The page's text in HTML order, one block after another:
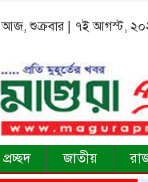
আজ, শুক্রবার | ৭ই আগস্ট,
প্রচ্ছদ জাতীয়